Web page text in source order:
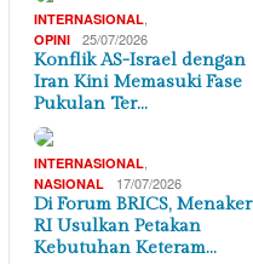
INTERNASIONAL,
OPINI 25/07/2026
Konflik AS-Israel dengan
Iran Kini Memasuki Fase
Pukulan Ter…
INTERNASIONAL,
NASIONAL 17/07/2026
Di Forum BRICS, Menaker
RI Usulkan Petakan
Kebutuhan Keteram…